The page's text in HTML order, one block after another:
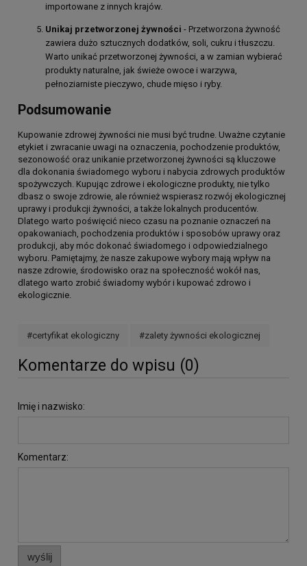
importowane z innych krajów.
Unikaj przetworzonej żywności - Przetworzona żywność
zawiera dużo sztucznych dodatków, soli, cukru i tłuszczu.
Warto unikać przetworzonej żywności, a w zamian wybierać
produkty naturalne, jak świeże owoce i warzywa,
pełnoziarniste pieczywo, chude mięso i ryby.
Podsumowanie
Kupowanie zdrowej żywności nie musi być trudne. Uważne czytanie
etykiet i zwracanie uwagi na oznaczenia, pochodzenie produktów,
sezonowość oraz unikanie przetworzonej żywności są kluczowe
dla dokonania świadomego wyboru i nabycia zdrowych produktów
spożywczych. Kupując zdrowe i ekologiczne produkty, nie tylko
dbasz o swoje zdrowie, ale również wspierasz rozwój ekologicznej
uprawy i produkcji żywności, a także lokalnych producentów.
Dlatego warto poświęcić nieco czasu na poznanie oznaczeń na
opakowaniach, pochodzenia produktów i sposobów uprawy oraz
produkcji, aby móc dokonać świadomego i odpowiedzialnego
wyboru. Pamiętajmy, że nasze zakupowe wybory mają wpływ na
nasze zdrowie, środowisko oraz na społeczność wokół nas,
dlatego warto zrobić świadomy wybór i kupować zdrowo i
ekologicznie.
#certyfikat ekologiczny #zalety żywności ekologicznej
Komentarze do wpisu (0)
Imię i nazwisko:
Komentarz:
wyślij